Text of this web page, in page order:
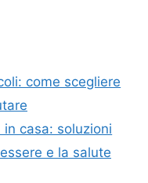
come scegliere
in casa: soluzioni
e la salute